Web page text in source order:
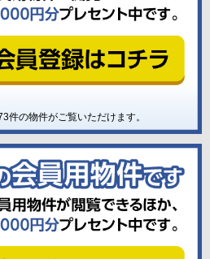
件の物件がご覧いただけます。